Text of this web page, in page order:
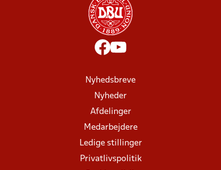
Nyhedsbreve
Nyheder
Afdelinger
Medarbejdere
Ledige stillinger
Privatlivspolitik